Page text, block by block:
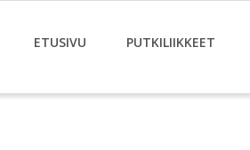
ETUSIVU PUTKILIIKKEET